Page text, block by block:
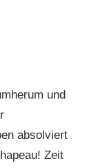
und
absolviert
Zeit